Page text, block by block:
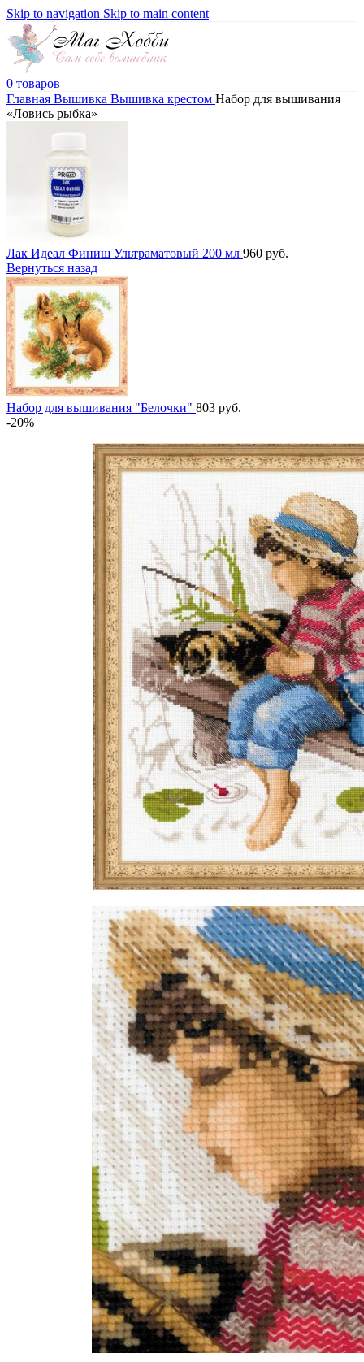
Skip to navigation Skip to main content
0 товаров
Главная Вышивка Вышивка крестом Набор для вышивания
«Ловись рыбка»
Лак Идеал Финиш Ультраматовый 200 мл 960 руб.
Вернуться назад
Набор для вышивания "Белочки" 803 руб.
-20%